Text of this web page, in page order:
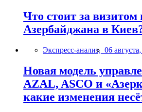
Что стоит за
Азербайджана в
Экспресс-анализ, 06
Новая модель
AZAL, ASCO и
какие изменения